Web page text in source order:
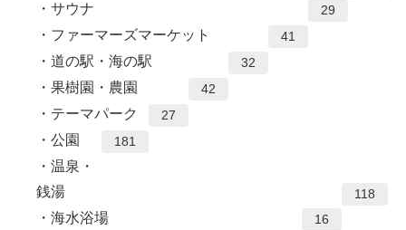
サウナ 29
ファーマーズマーケット 41
道の駅・海の駅 32
果樹園・農園 42
テーマパーク 27
公園 181
温泉・
銭湯
118
海水浴場 16